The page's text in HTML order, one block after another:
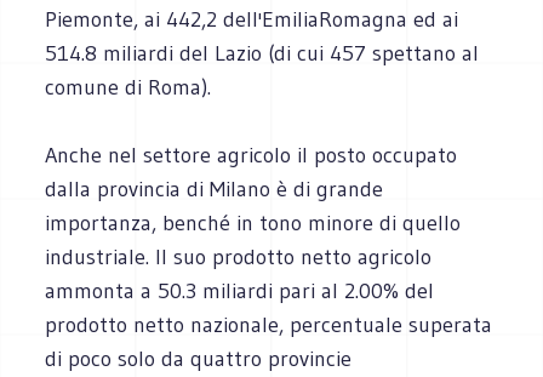
Piemonte, ai 442,2 dell'EmiliaRomagna ed ai
514.8 miliardi del Lazio (di cui 457 spettano al
comune di Roma).
Anche nel settore agricolo il posto occupato
dalla provincia di Milano è di grande
importanza, benché in tono minore di quello
industriale. Il suo prodotto netto agricolo
ammonta a 50.3 miliardi pari al 2.00% del
prodotto netto nazionale, percentuale superata
di poco solo da quattro provincie